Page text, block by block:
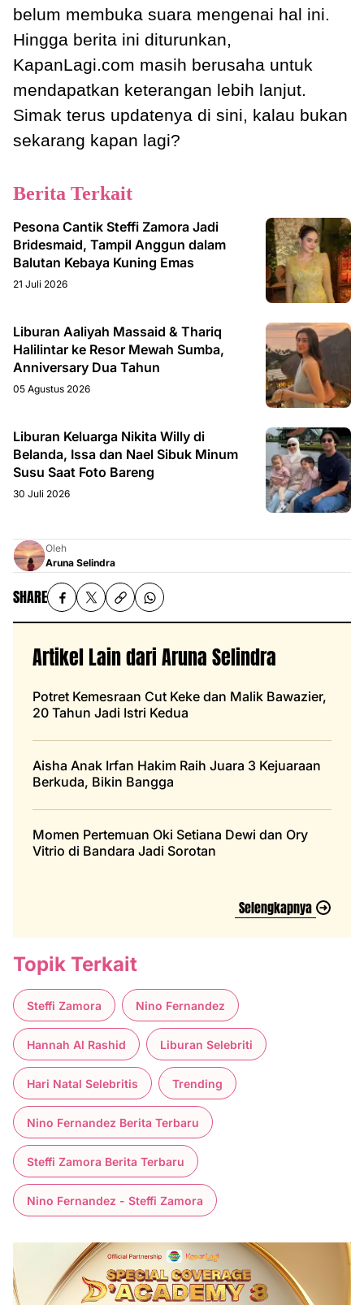
belum membuka suara mengenai hal ini.
Hingga berita ini diturunkan,
KapanLagi.com masih berusaha untuk
mendapatkan keterangan lebih lanjut.
Simak terus updatenya di sini, kalau bukan
sekarang kapan lagi?
Berita Terkait
Pesona Cantik Steffi Zamora Jadi
Bridesmaid, Tampil Anggun dalam
Balutan Kebaya Kuning Emas
21 Juli 2026
Liburan Aaliyah Massaid & Thariq
Halilintar ke Resor Mewah Sumba,
Anniversary Dua Tahun
05 Agustus 2026
Liburan Keluarga Nikita Willy di
Belanda, Issa dan Nael Sibuk Minum
Susu Saat Foto Bareng
30 Juli 2026
Oleh
Aruna Selindra
SHARE
Artikel Lain dari Aruna Selindra
Potret Kemesraan Cut Keke dan Malik Bawazier,
20 Tahun Jadi Istri Kedua
Aisha Anak Irfan Hakim Raih Juara 3 Kejuaraan
Berkuda, Bikin Bangga
Momen Pertemuan Oki Setiana Dewi dan Ory
Vitrio di Bandara Jadi Sorotan
Selengkapnya
Topik Terkait
Steffi Zamora Nino Fernandez
Hannah Al Rashid Liburan Selebriti
Hari Natal Selebritis Trending
Nino Fernandez Berita Terbaru
Steffi Zamora Berita Terbaru
Nino Fernandez - Steffi Zamora